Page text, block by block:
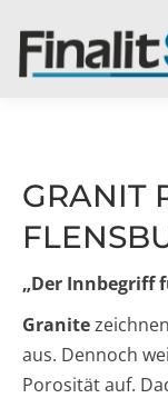
GRANIT
„Der Innbegriff
Granite
aus. Dennoch
Porosität auf.